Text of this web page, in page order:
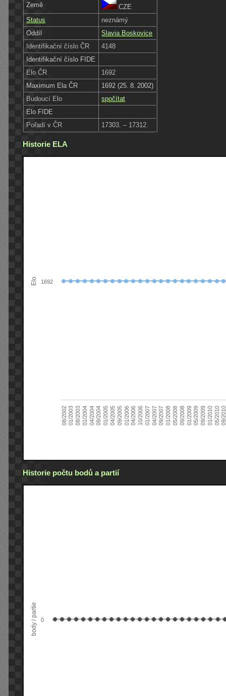
Země
CZE
Status
neznámý
Oddíl
Slavia Boskovice
Identifikační číslo ČR
4148
Identifikační číslo FIDE
Elo ČR
1692
Maximum Ela ČR
1692 (25. 8. 2002)
Budoucí Elo
spočítat
Elo FIDE
Pořadí v ČR
17303. – 17312.
Historie ELA
Elo
08/200201/200308/200301/200404/200409/200401/200504/200509/200501/200604/200610/200601/200704/200709/200701/200805/200809/200801/200905/200909/200901/201005/201009/
1692
Historie počtu bodů a partií
body / partie 0